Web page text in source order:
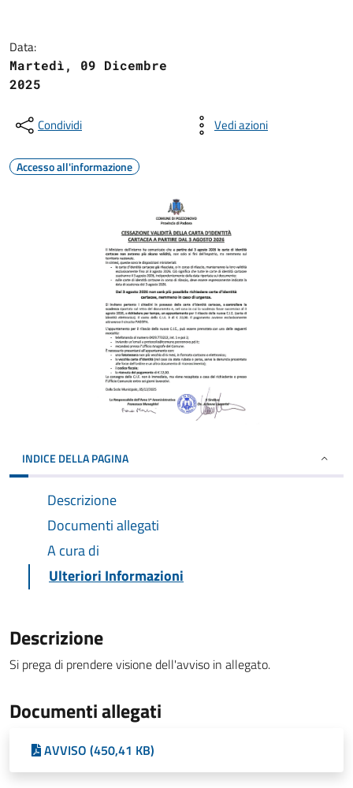
Data:
Martedì, 09 Dicembre
2025
Condividi Vedi azioni
Accesso all'informazione
INDICE DELLA PAGINA
Descrizione
Documenti allegati
A cura di
Ulteriori Informazioni
Descrizione
Si prega di prendere visione dell'avviso in allegato.
Documenti allegati
AVVISO (450,41 KB)